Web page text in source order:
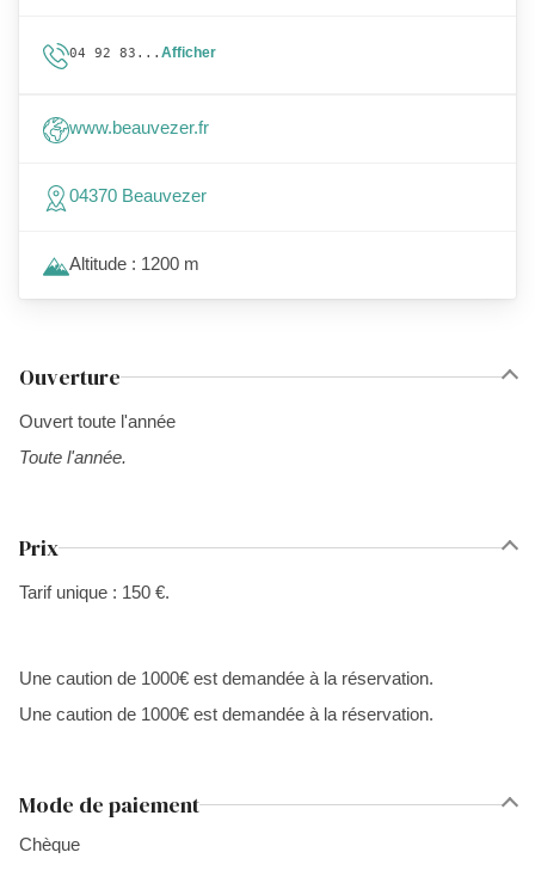
Ouverture
Ouvert toute l'année
Toute l'année.
Prix
Tarif unique : 150 €.
Une caution de 1000€ est demandée à la réservation.
Une caution de 1000€ est demandée à la réservation.
Mode de paiement
Chèque
04 92 83... Afficher
www.beauvezer.fr
04370 Beauvezer
Altitude : 1200 m